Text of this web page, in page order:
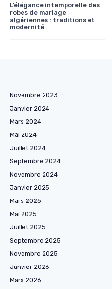
L’élégance intemporelle des
robes de mariage
algériennes : traditions et
modernité
Novembre 2023
Janvier 2024
Mars 2024
Mai 2024
Juillet 2024
Septembre 2024
Novembre 2024
Janvier 2025
Mars 2025
Mai 2025
Juillet 2025
Septembre 2025
Novembre 2025
Janvier 2026
Mars 2026